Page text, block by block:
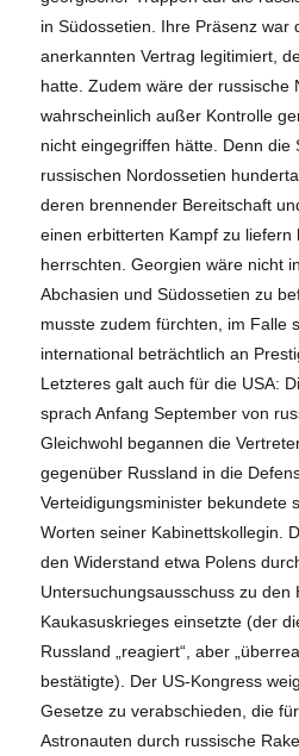
in Südossetien. Ihre Präsenz war
anerkannten Vertrag legitimiert,
hatte. Zudem wäre der russische
wahrscheinlich außer Kontrolle
nicht eingegriffen hätte. Denn die
russischen Nordossetien
deren brennender Bereitschaft
einen erbitterten Kampf zu liefern
herrschten.Georgien wäre nicht
Abchasien und Südossetien zu
musste zudem fürchten, im Falle
international beträchtlich an
Letzteres galt auch für die USA:
sprach Anfang September von
Gleichwohl begannen die
gegenüber Russland in die
Verteidigungsminister bekundete
Worten seiner Kabinettskollegin.
den Widerstand etwa Polens
Untersuchungsausschuss zu den
Kaukasuskrieges einsetzte (der
Russland „reagiert“, aber
bestätigte). Der US-Kongress
Gesetze zu verabschieden, die
Astronauten durch russische